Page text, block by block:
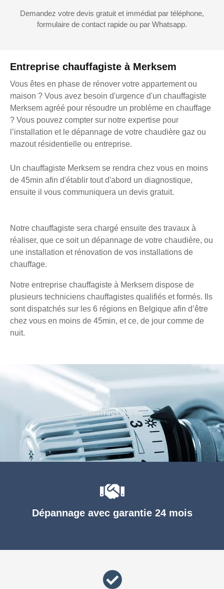
Entreprise chauffagiste à Merksem
Vous êtes en phase de rénover votre appartement ou
maison ? Vous avez besoin d'urgence d'un chauffagiste
Merksem agréé pour résoudre un problème en chauffage
? Vous pouvez compter sur notre expertise pour
l’installation et le dépannage de votre chaudière gaz ou
mazout résidentielle ou entreprise.
Un chauffagiste Merksem se rendra chez vous en moins
de 45min afin d'établir tout d'abord un diagnostique,
ensuite il vous communiquera un devis gratuit.
Notre chauffagiste sera chargé ensuite des travaux à
réaliser, que ce soit un dépannage de votre chaudière, ou
une installation et rénovation de vos installations de
chauffage.
Notre entreprise chauffagiste à Merksem dispose de
plusieurs techniciens chauffagistes qualifiés et formés. Ils
sont dispatchés sur les 6 régions en Belgique afin d’être
chez vous en moins de 45min, et ce, de jour comme de
nuit.
Demandez votre devis gratuit et immédiat par téléphone,
formulaire de contact rapide ou par Whatsapp.
Dépannage avec garantie 24 mois
Chauffage agréé